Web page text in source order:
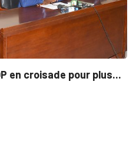
RÉGIONALE
concertée et durable du